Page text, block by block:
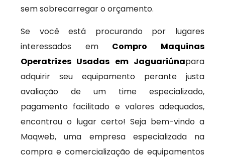
sem sobrecarregar o orçamento.
Se você está procurando por lugares
interessados em Compro Maquinas
Operatrizes Usadas em Jaguariúnapara
adquirir seu equipamento perante justa
avaliação de um time especializado,
pagamento facilitado e valores adequados,
encontrou o lugar certo! Seja bem-vindo a
Maqweb, uma empresa especializada na
compra e comercialização de equipamentos